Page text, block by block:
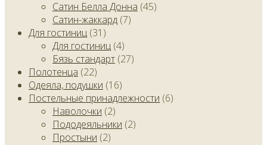
Сатин Белла Донна (45)
Сатин-жаккард (7)
Для гостиниц (31)
Для гостиниц (4)
Бязь стандарт (27)
Полотенца (22)
Одеяла, подушки (16)
Постельные принадлежности (6)
Наволочки (2)
Пододеяльники (2)
Простыни (2)